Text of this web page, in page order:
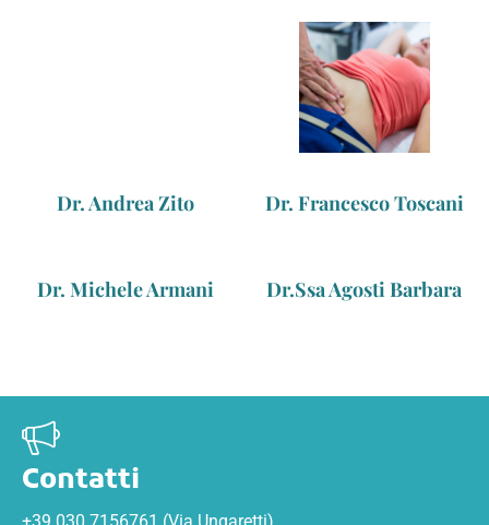
Dr. Andrea Zito Dr. Francesco Toscani
Dr. Michele Armani Dr.ssa Agosti Barbara
Contatti